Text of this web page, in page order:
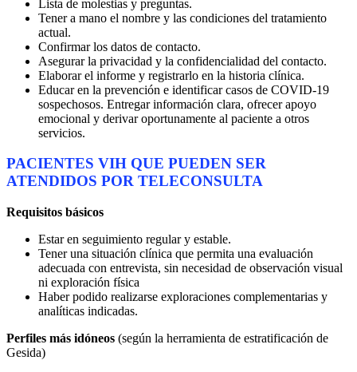
Lista de molestias y preguntas.
Tener a mano el nombre y las condiciones del tratamiento
actual.
Confirmar los datos de contacto.
Asegurar la privacidad y la confidencialidad del contacto.
Elaborar el informe y registrarlo en la historia clínica.
Educar en la prevención e identificar casos de COVID-19
sospechosos. Entregar información clara, ofrecer apoyo
emocional y derivar oportunamente al paciente a otros
servicios.
PACIENTES VIH QUE PUEDEN SER
ATENDIDOS POR TELECONSULTA
Requisitos básicos
Estar en seguimiento regular y estable.
Tener una situación clínica que permita una evaluación
adecuada con entrevista, sin necesidad de observación visual
ni exploración física
Haber podido realizarse exploraciones complementarias y
analíticas indicadas.
Perfiles más idóneos (según la herramienta de estratificación de
Gesida)